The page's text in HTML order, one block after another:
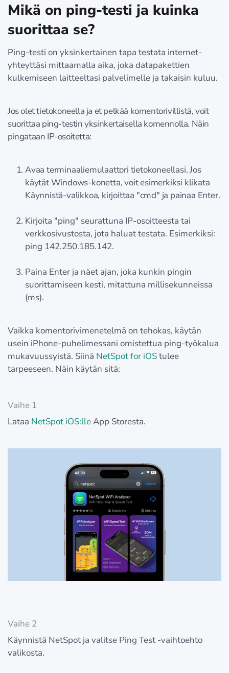
Mikä on ping-testi ja kuinka
suorittaa se?
Ping-testi on yksinkertainen tapa testata internet-
yhteyttäsi mittaamalla aika, joka datapakettien
kulkemiseen laitteeltasi palvelimelle ja takaisin kuluu.
Jos olet tietokoneella ja et pelkää komentorivillistä, voit
suorittaa ping-testin yksinkertaisella komennolla. Näin
pingataan IP-osoitetta:
Avaa terminaaliemulaattori tietokoneellasi. Jos
käytät Windows-konetta, voit esimerkiksi klikata
Käynnistä-valikkoa, kirjoittaa "cmd" ja painaa Enter.
Kirjoita "ping" seurattuna IP-osoitteesta tai
verkkosivustosta, jota haluat testata. Esimerkiksi:
ping 142.250.185.142.
Paina Enter ja näet ajan, joka kunkin pingin
suorittamiseen kesti, mitattuna millisekunneissa
(ms).
Vaikka komentorivimenetelmä on tehokas, käytän
usein iPhone-puhelimessani omistettua ping-työkalua
mukavuussyistä. Siinä NetSpot for iOStulee
tarpeeseen. Näin käytän sitä:
Vaihe 1
Lataa NetSpot iOS:lleApp Storesta.
Vaihe 2
Käynnistä NetSpot ja valitse Ping Test -vaihtoehto
valikosta.